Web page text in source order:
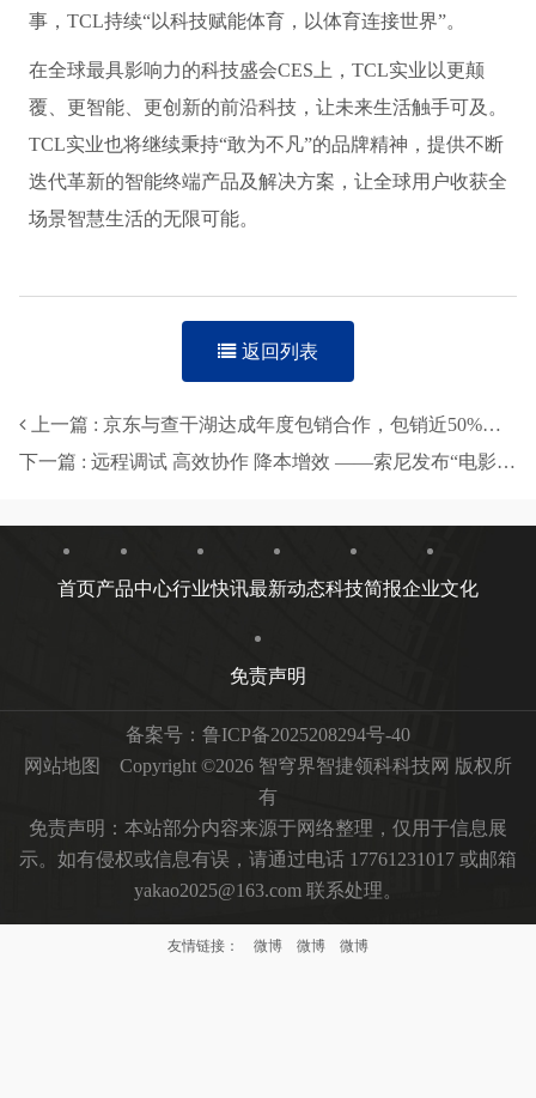
事，TCL持续“以科技赋能体育，以体育连接世界”。
在全球最具影响力的科技盛会CES上，TCL实业以更颠
覆、更智能、更创新的前沿科技，让未来生活触手可及。
TCL实业也将继续秉持“敢为不凡”的品牌精神，提供不断
迭代革新的智能终端产品及解决方案，让全球用户收获全
场景智慧生活的无限可能。
返回列表
上一篇 : 京东与查干湖达成年度包销合作，包销近50%产量让消费者吃上放心鱼
下一篇 : 远程调试 高效协作 降本增效 ——索尼发布“电影感直播远程调试”服务工具
首页产品中心行业快讯最新动态科技简报企业文化
免责声明
备案号： 鲁ICP备2025208294号-40
网站地图
Copyright ©2026 智穹界智捷领科科技网 版权所
有
免责声明：本站部分内容来源于网络整理，仅用于信息展
示。如有侵权或信息有误，请通过电话 17761231017 或邮箱
yakao2025@163.com 联系处理。
友情链接： 微博 微博 微博